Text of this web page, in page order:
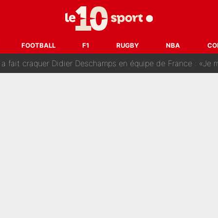
FOOTBALL F1 RUGBY NBA
la logique derrière la concordance des temps
PSG, Ferran Torres a enfin pris sa décision : La course
Didier Deschamps en équipe de France : «Je m’en suis voulu»,